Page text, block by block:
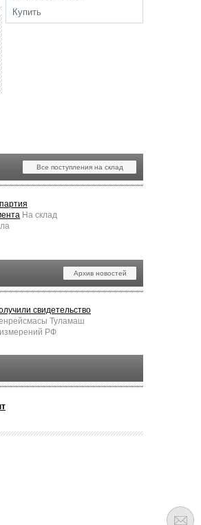
Купить
Все поступления на склад
На склад
Архив новостей
свидетельство
Туламаш
измерений РФ